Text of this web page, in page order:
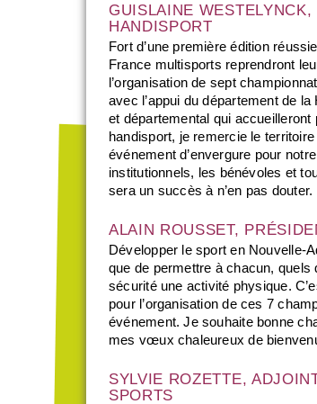
GUISLAINE
HANDISPORT
Fort d’une première édition
France multisports reprendront
l’organisation de sept
avec l’appui du département de
et départemental qui
handisport, je remercie le
événement d’envergure pour
institutionnels, les bénévoles et
sera un succès à n’en pas douter.
ALAIN ROUSSET,
Développer le sport en Nouvelle-
que de permettre à chacun,
sécurité une activité physique.
pour l’organisation de ces 7
événement. Je souhaite bonne
mes vœux chaleureux de
SYLVIE ROZETTE,
SPORTS